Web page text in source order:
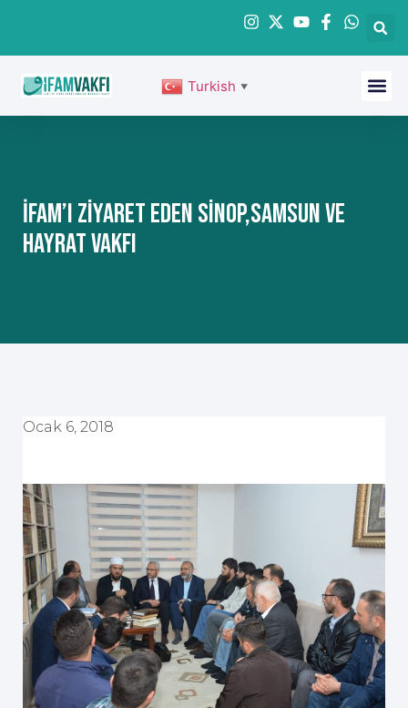
Turkish ▼
İFAM’ı Ziyaret Eden Sinop,Samsun Ve
Hayrat Vakfı
Ocak 6, 2018